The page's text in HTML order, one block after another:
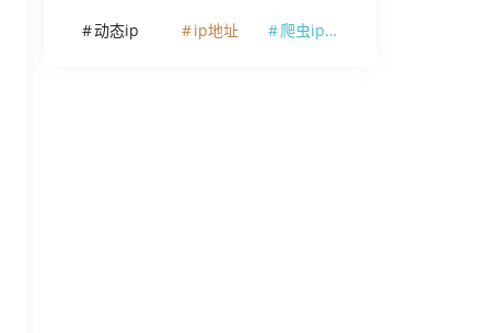
动态ip
ip地址 爬虫ip代理